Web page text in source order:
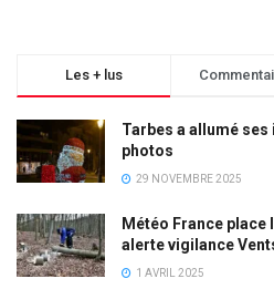
Les + lus
Tarbes a allumé
photos
29 NOVEMBRE 2025
Météo France place
alerte vigilance
1 AVRIL 2025